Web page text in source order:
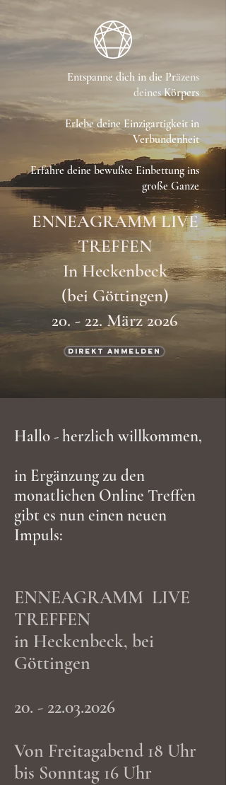
Entspanne dich in die Präzens
deinesKörpers
Erlebe deine Einzigartigkeit in
Verbundenheit
Erfahre deine bewußte Einbettung ins
große Ganze
ENNEAGRAMM LIVE
TREFFEN
In Heckenbeck
(bei Göttingen)
20. - 22. März 2026
Direkt Anmelden
Hallo - herzlich willkommen,
in Ergänzung zu den
monatlichen Online Treffen
gibt es nun einen neuen
Impuls:
ENNEAGRAMM LIVE
TREFFEN
in Heckenbeck, bei
Göttingen
20. - 22.03.2026
Von Freitagabend 18 Uhr
bis Sonntag 16 Uhr